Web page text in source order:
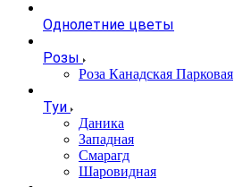
Однолетние цветы
Розы
Роза Канадская Парковая
Туи
Даника
Западная
Смарагд
Шаровидная